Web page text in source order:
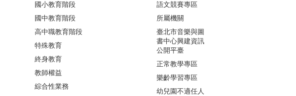
國小教育階段
國中教育階段
高中職教育階段
特殊教育
終身教育
教師權益
綜合性業務
語文競賽專區
所屬機關
臺北市音樂與圖
書中心興建資訊
公開平臺
正常教學專區
樂齡學習專區
幼兒園不適任人